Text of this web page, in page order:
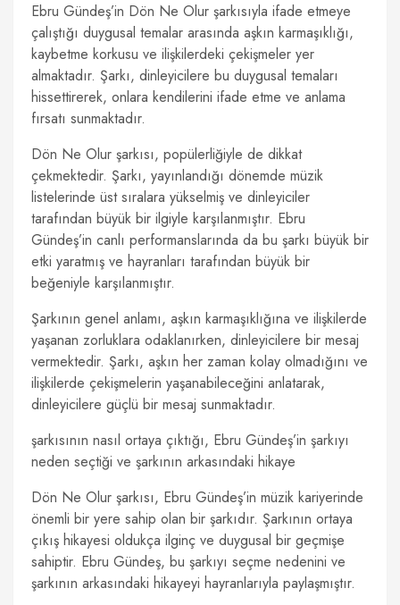
Ebru Gündeş’in Dön Ne Olur şarkısıyla ifade etmeye
çalıştığı duygusal temalar arasında aşkın karmaşıklığı,
kaybetme korkusu ve ilişkilerdeki çekişmeler yer
almaktadır. Şarkı, dinleyicilere bu duygusal temaları
hissettirerek, onlara kendilerini ifade etme ve anlama
fırsatı sunmaktadır.
Dön Ne Olur şarkısı, popülerliğiyle de dikkat
çekmektedir. Şarkı, yayınlandığı dönemde müzik
listelerinde üst sıralara yükselmiş ve dinleyiciler
tarafından büyük bir ilgiyle karşılanmıştır. Ebru
Gündeş’in canlı performanslarında da bu şarkı büyük bir
etki yaratmış ve hayranları tarafından büyük bir
beğeniyle karşılanmıştır.
Şarkının genel anlamı, aşkın karmaşıklığına ve ilişkilerde
yaşanan zorluklara odaklanırken, dinleyicilere bir mesaj
vermektedir. Şarkı, aşkın her zaman kolay olmadığını ve
ilişkilerde çekişmelerin yaşanabileceğini anlatarak,
dinleyicilere güçlü bir mesaj sunmaktadır.
şarkısının nasıl ortaya çıktığı, Ebru Gündeş’in şarkıyı
neden seçtiği ve şarkının arkasındaki hikaye
Dön Ne Olur şarkısı, Ebru Gündeş’in müzik kariyerinde
önemli bir yere sahip olan bir şarkıdır. Şarkının ortaya
çıkış hikayesi oldukça ilginç ve duygusal bir geçmişe
sahiptir. Ebru Gündeş, bu şarkıyı seçme nedenini ve
şarkının arkasındaki hikayeyi hayranlarıyla paylaşmıştır.